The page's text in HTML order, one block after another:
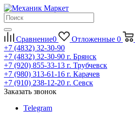
Сравнение0 Отложенные 0
+7 (4832) 32-30-90
+7 (4832) 32-30-90 г. Брянск
+7 (920) 855-33-13 г. Трубчевск
+7 (980) 313-61-16 г. Карачев
+7 (910) 238-12-20 г. Севск
Заказать звонок
Telegram